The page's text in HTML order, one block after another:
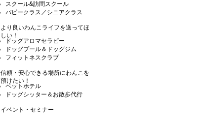
スクール&訪問スクール
パピークラス／シニアクラス
より良いわんこライフを送ってほ
しい！
ドッグアロマセラピー
ドッグプール＆ドッグジム
フィットネスクラブ
信頼・安心できる場所にわんこを
預けたい！
ペットホテル
ドッグシッター＆お散歩代行
イベント・セミナー